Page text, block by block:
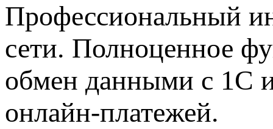
Профессиональный
сети. Полноценное
обмен данными с 1С
онлайн-платежей.